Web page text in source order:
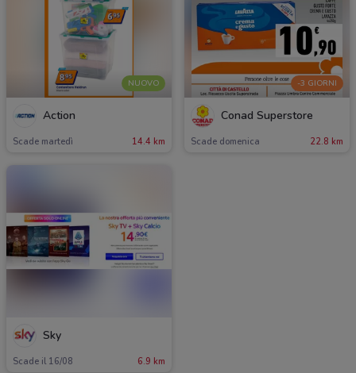
NUOVO
Action
Scade martedì 14.4 km
-3 GIORNI
Conad Superstore
Scade domenica 22.8 km
Sky
Scade il 16/08 6.9 km